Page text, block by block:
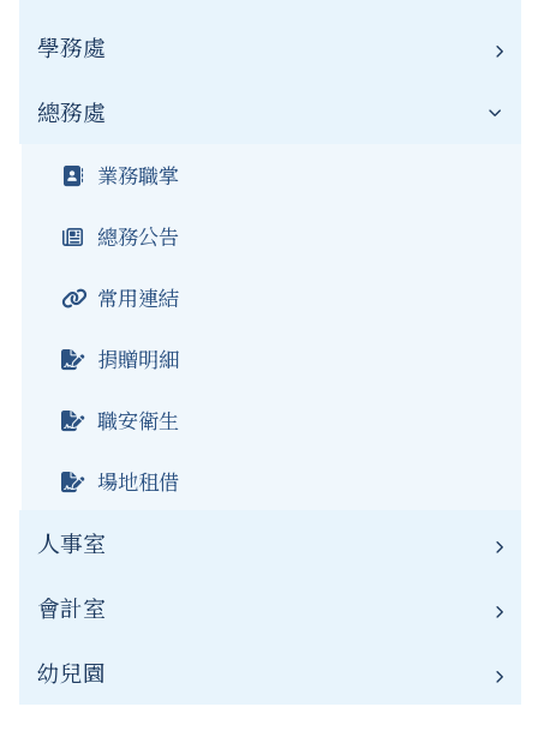
聯絡資訊
新聞報導
業務職掌
教務公告
榮譽榜
公開資訊
常用連結
資通安全
資源班
學務處
業務職掌
學務公告
常用連結
公開資訊
榮譽榜
總務處
業務職掌
總務公告
常用連結
捐贈明細
職安衛生
場地租借
人事室
業務職掌
人事公告
會計室
業務職掌
幼兒園